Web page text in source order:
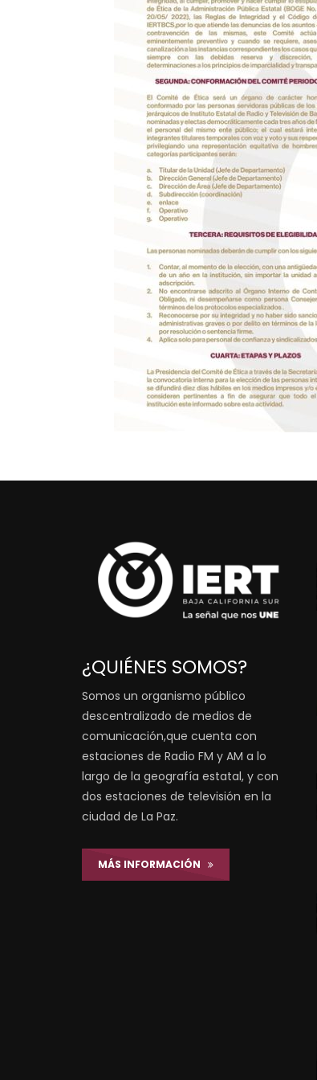
¿QUIÉNES SOMOS?
Somos un organismo público
descentralizado de medios de
comunicación,que cuenta con
estaciones de Radio FM y AM a lo
largo de la geografía estatal, y con
dos estaciones de televisión en la
ciudad de La Paz.
MÁS INFORMACIÓN